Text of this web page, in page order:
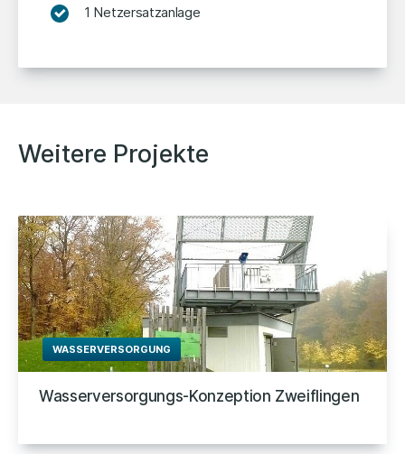
1 Netzersatzanlage
Weitere Projekte
WASSERVERSORGUNG
Wasserversorgungs-Konzeption Zweiflingen